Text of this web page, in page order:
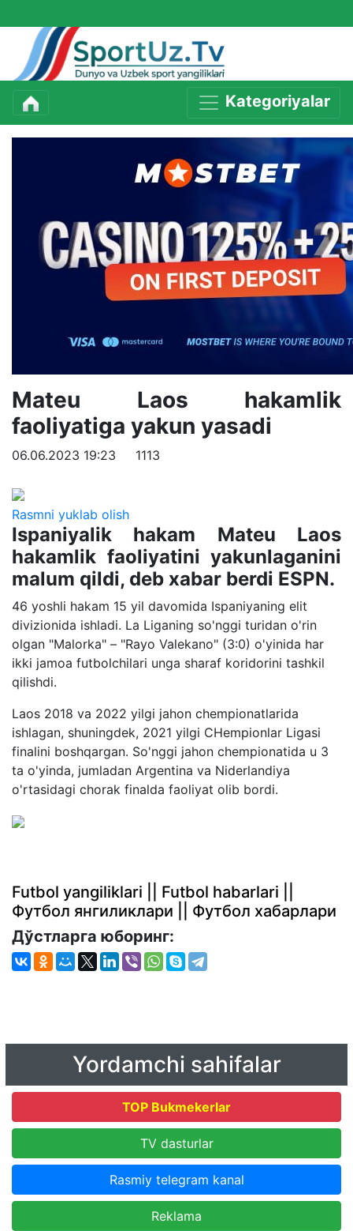
Kategoriyalar
Mateu Laos hakamlik
faoliyatiga yakun yasadi
06.06.2023 19:23 1113
Rasmni yuklab olish
Ispaniyalik hakam Mateu Laos
hakamlik faoliyatini yakunlaganini
malum qildi, deb xabar berdi ESPN.
46 yoshli hakam 15 yil davomida Ispaniyaning elit
divizionida ishladi. La Liganing so'nggi turidan o'rin
olgan "Malorka" – "Rayo Valekano" (3:0) o'yinida har
ikki jamoa futbolchilari unga sharaf koridorini tashkil
qilishdi.
Laos 2018 va 2022 yilgi jahon chempionatlarida
ishlagan, shuningdek, 2021 yilgi CHempionlar Ligasi
finalini boshqargan. So'nggi jahon chempionatida u 3
ta o'yinda, jumladan Argentina va Niderlandiya
o'rtasidagi chorak finalda faoliyat olib bordi.
Futbol yangiliklari || Futbol habarlari ||
Футбол янгиликлари || Футбол хабарлари
Дўстларга юборинг:
Yordamchi sahifalar
TOP Bukmekerlar
TV dasturlar
Rasmiy telegram kanal
Reklama